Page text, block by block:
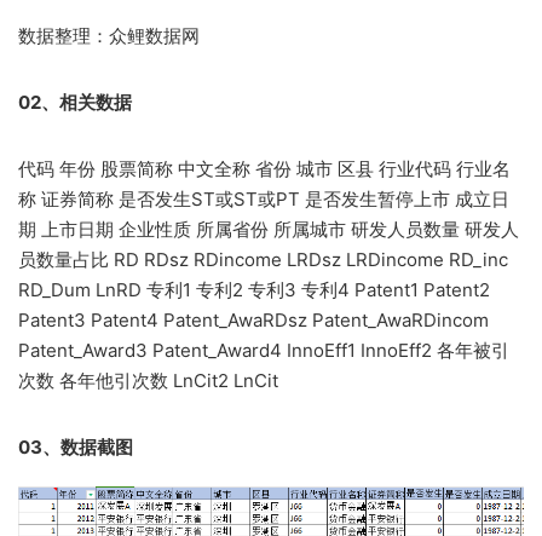
数据整理：众鲤数据网
02、相关数据
代码 年份 股票简称 中文全称 省份 城市 区县 行业代码 行业名
称 证券简称 是否发生ST或ST或PT 是否发生暂停上市 成立日
期 上市日期 企业性质 所属省份 所属城市 研发人员数量 研发人
员数量占比 RD RDsz RDincome LRDsz LRDincome RD_inc
RD_Dum LnRD 专利1 专利2 专利3 专利4 Patent1 Patent2
Patent3 Patent4 Patent_AwaRDsz Patent_AwaRDincom
Patent_Award3 Patent_Award4 InnoEff1 InnoEff2 各年被引
次数 各年他引次数 LnCit2 LnCit
03、数据截图